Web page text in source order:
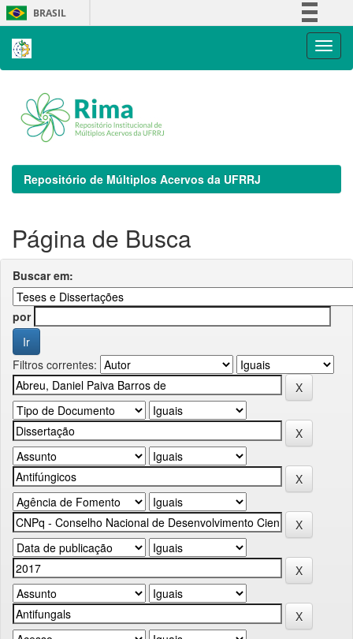
Skip
navigation
BRASIL
Repositório de Múltiplos Acervos da UFRRJ
Página de Busca
Buscar em:
por
Filtros correntes: